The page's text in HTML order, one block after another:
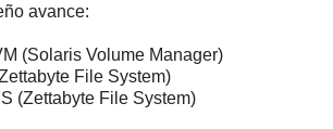
avance:
(Solaris Volume Manager)
File System)
(Zettabyte File System)